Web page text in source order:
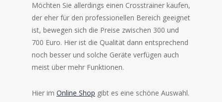
Möchten Sie allerdings einen Crosstrainer kaufen,
der eher für den professionellen Bereich geeignet
ist, bewegen sich die Preise zwischen 300 und
700 Euro. Hier ist die Qualität dann entsprechend
noch besser und solche Geräte verfügen auch
meist über mehr Funktionen.
Hier im Online Shop gibt es eine schöne Auswahl.